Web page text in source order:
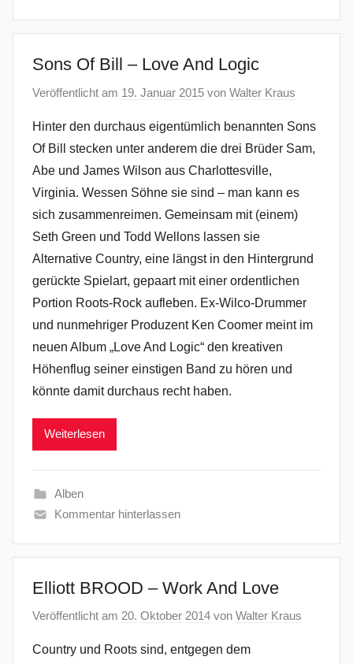
Sons Of Bill – Love And Logic
Veröffentlicht am 19. Januar 2015 von Walter Kraus
Hinter den durchaus eigentümlich benannten Sons
Of Bill stecken unter anderem die drei Brüder Sam,
Abe und James Wilson aus Charlottesville,
Virginia. Wessen Söhne sie sind – man kann es
sich zusammenreimen. Gemeinsam mit (einem)
Seth Green und Todd Wellons lassen sie
Alternative Country, eine längst in den Hintergrund
gerückte Spielart, gepaart mit einer ordentlichen
Portion Roots-Rock aufleben. Ex-Wilco-Drummer
und nunmehriger Produzent Ken Coomer meint im
neuen Album „Love And Logic“ den kreativen
Höhenflug seiner einstigen Band zu hören und
könnte damit durchaus recht haben.
Weiterlesen
Alben
Kommentar hinterlassen
Elliott BROOD – Work And Love
Veröffentlicht am 20. Oktober 2014 von Walter Kraus
Country und Roots sind, entgegen dem